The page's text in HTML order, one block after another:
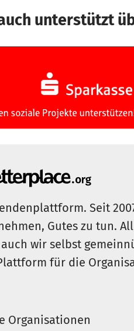
unterstützt
Seit
Gutes zu tun.
wir selbst
für die
Organisationen